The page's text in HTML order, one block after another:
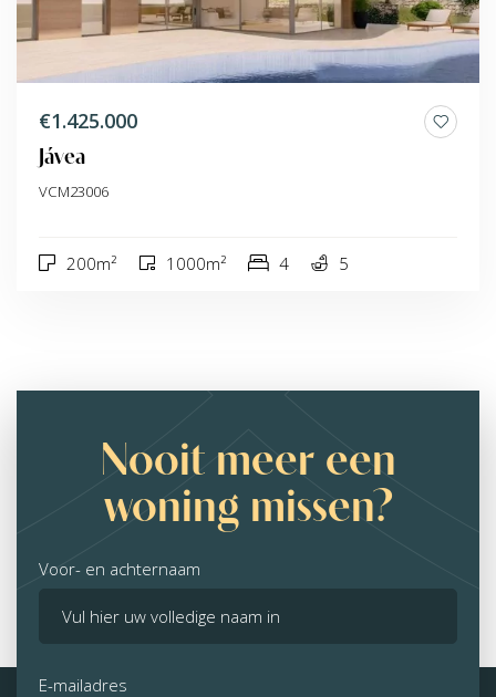
€1.425.000
Jávea
VCM23006
200m² 1000m² 4 5
Nooit meer een
woning missen?
Voor- en achternaam
E-mailadres